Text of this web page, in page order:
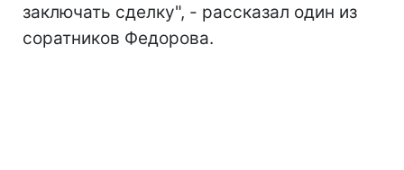
заключать сделку", - рассказал один из
соратников Федорова.